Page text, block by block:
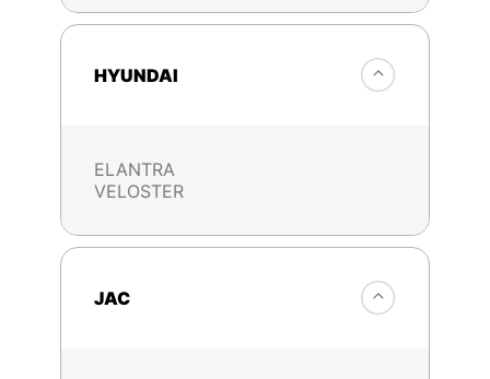
HYUNDAI
ELANTRA
VELOSTER
JAC